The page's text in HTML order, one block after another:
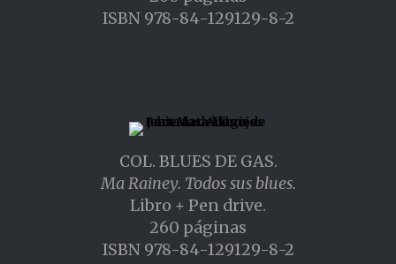
ISBN 978-84-129129-8-2
COL. BLUES DE GAS.
Ma Rainey. Todos sus blues.
Libro + Pen drive.
260 páginas
ISBN 978-84-129129-8-2